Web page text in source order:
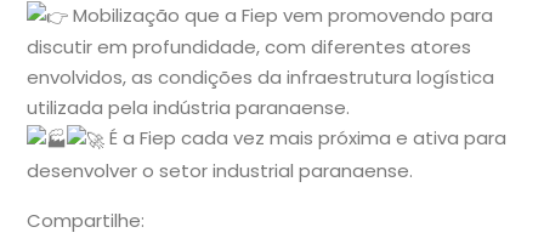
Mobilização que a Fiep vem promovendo para
discutir em profundidade, com diferentes atores
envolvidos, as condições da infraestrutura logística
utilizada pela indústria paranaense.
É a Fiep cada vez mais próxima e ativa para
desenvolver o setor industrial paranaense.
Compartilhe: